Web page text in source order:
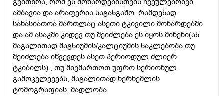
გვითხრა, რომ ეს მოზარდებისთვის ჩვეულებრივი
ამბავია და არაფერია საგანგაშო. რამდენად
სახასიათოა მართლაც ასეთი ტკივილი მოზარდებში
და ამ ასაკში კიდევ თუ შეიძლება ეს იყოს მიზეზი(ან
მაგალითად მაგნიუმის/კალციუმის ნაკლებობა თუ
შეიძლება იწვევდეს ასეთ პერიოდულ,ძლიერ
ტკიბილს) , თუ მივმართოთ უფრო სერიოზულ
გამოკვლევებს, მაგალითად ხერხემლის
ტომოგრაფიას. მადლობა